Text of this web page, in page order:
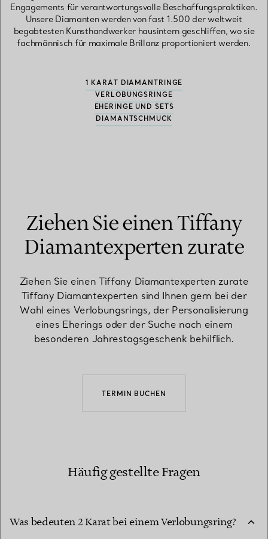
Engagements für verantwortungsvolle Beschaffungspraktiken.
Unsere Diamanten werden von fast 1.500 der weltweit
begabtesten Kunsthandwerker hausintern geschliffen, wo sie
fachmännisch für maximale Brillanz proportioniert werden.
1 KARAT DIAMANTRINGE
VERLOBUNGSRINGE
EHERINGE UND SETS
DIAMANTSCHMUCK
Ziehen Sie einen Tiffany
Diamantexperten zurate
Ziehen Sie einen Tiffany Diamantexperten zurate
Tiffany Diamantexperten sind Ihnen gern bei der
Wahl eines Verlobungsrings, der Personalisierung
eines Eherings oder der Suche nach einem
besonderen Jahrestagsgeschenk behilflich.
TERMIN BUCHEN
Häufig gestellte Fragen
Was bedeuten 2 Karat bei einem Verlobungsring?